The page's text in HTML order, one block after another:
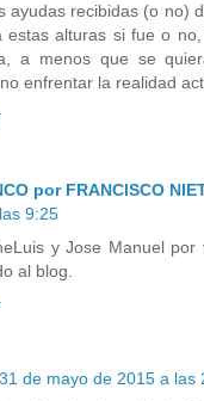
ayudas recibidas (o no)
estas alturas si fue o
a menos que se
enfrentar la realidad
por FRANCISCO
9:25
y Jose Manuel por
al blog.
31 de mayo de 2015 a las